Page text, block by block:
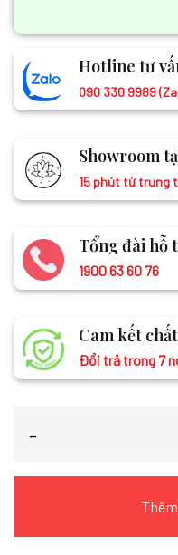
Hotline tư
090 330 9989
Showroom
15 phút từ trung
Tổng đài hỗ
1900 63 60 76
Cam kết
Đổi trả trong 7